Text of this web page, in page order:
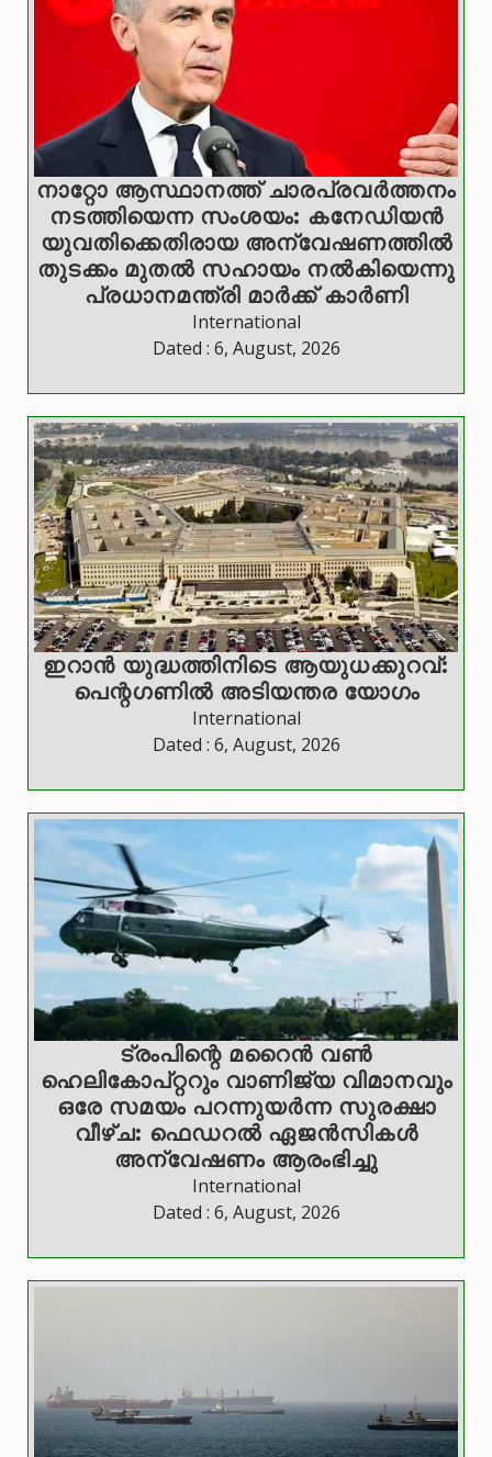
നാറ്റോ ആസ്ഥാനത്ത് ചാരപ്രവര്‍ത്തനം
നടത്തിയെന്ന സംശയം: കനേഡിയന്‍
യുവതിക്കെതിരായ അന്വേഷണത്തില്‍
തുടക്കം മുതല്‍ സഹായം നല്‍കിയെന്നു
പ്രധാനമന്ത്രി മാര്‍ക്ക് കാര്‍ണി
International
Dated : 6, August, 2026
ഇറാന്‍ യുദ്ധത്തിനിടെ ആയുധക്കുറവ്:
പെന്റഗണില്‍ അടിയന്തര യോഗം
International
Dated : 6, August, 2026
ട്രംപിന്റെ മറൈന്‍ വണ്‍
ഹെലികോപ്റ്ററും വാണിജ്യ വിമാനവും
ഒരേ സമയം പറന്നുയര്‍ന്ന സുരക്ഷാ
വീഴ്ച: ഫെഡറല്‍ ഏജന്‍സികള്‍
അന്വേഷണം ആരംഭിച്ചു
International
Dated : 6, August, 2026